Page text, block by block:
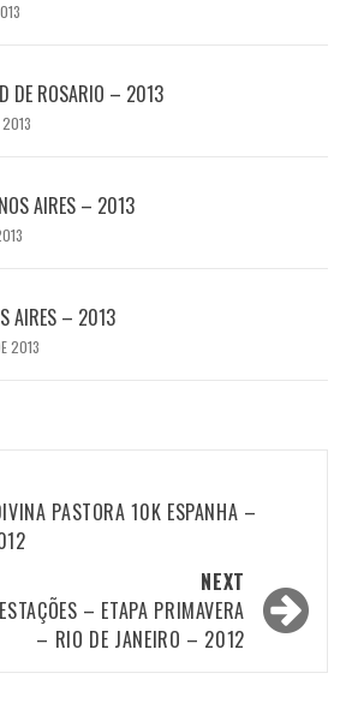
DE ROSARIO – 2013
2013
AIRES – 2013
AIRES – 2013
2013
PASTORA 10K ESPANHA –
NEXT
– ETAPA PRIMAVERA
– RIO DE JANEIRO – 2012